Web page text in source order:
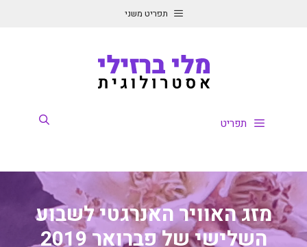
תפריט משני
תפריט
מזג האוויר האנרגטי לשבוע
השלישי של פברואר 2019